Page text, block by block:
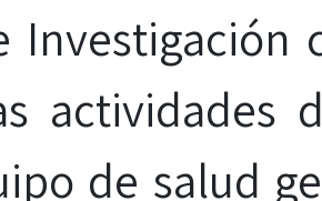
actividades
de salud